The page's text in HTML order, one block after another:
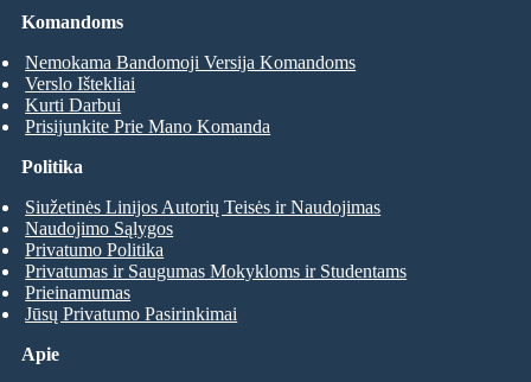
Komandoms
Nemokama Bandomoji Versija Komandoms
Verslo Ištekliai
Kurti Darbui
Prisijunkite Prie Mano Komanda
Apie
Politika
Siužetinės Linijos Autorių Teisės ir Naudojimas
Naudojimo Sąlygos
Privatumo Politika
Privatumas ir Saugumas Mokykloms ir Studentams
Prieinamumas
Jūsų Privatumo Pasirinkimai